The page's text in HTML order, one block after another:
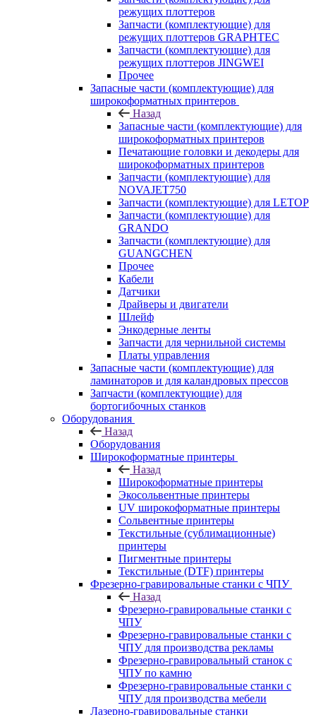
режущих плоттеров
Запчасти (комплектующие) для
режущих плоттеров GRAPHTEC
Запчасти (комплектующие) для
режущих плоттеров JINGWEI
Прочее
Запасные части (комплектующие) для
широкоформатных принтеров
Назад
Запасные части (комплектующие) для
широкоформатных принтеров
Печатающие головки и декодеры для
широкоформатных принтеров
Запчасти (комплектующие) для
NOVAJET750
Запчасти (комплектующие) для LETOP
Запчасти (комплектующие) для
GRANDO
Запчасти (комплектующие) для
GUANGCHEN
Прочее
Кабели
Датчики
Драйверы и двигатели
Шлейф
Энкодерные ленты
Запчасти для чернильной системы
Платы управления
Запасные части (комплектующие) для
ламинаторов и для каландровых прессов
Запчасти (комплектующие) для
бортогибочных станков
Оборудования
Назад
Оборудования
Широкоформатные принтеры
Назад
Широкоформатные принтеры
Экосольвентные принтеры
UV широкоформатные принтеры
Сольвентные принтеры
Текстильные (сублимационные)
принтеры
Пигментные принтеры
Текстильные (DTF) принтеры
Фрезерно-гравировальные станки с ЧПУ
Назад
Фрезерно-гравировальные станки с
ЧПУ
Фрезерно-гравировальные станки с
ЧПУ для производства рекламы
Фрезерно-гравировальный станок с
ЧПУ по камню
Фрезерно-гравировальные станки с
ЧПУ для производства мебели
Лазерно-гравировальные станки